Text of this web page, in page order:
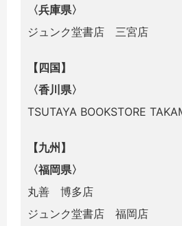
〈兵庫県〉
ジュンク堂書店 三宮店
【四国】
〈香川県〉
TSUTAYA BOOKSTORE
【九州】
〈福岡県〉
丸善 博多店
ジュンク堂書店 福岡店